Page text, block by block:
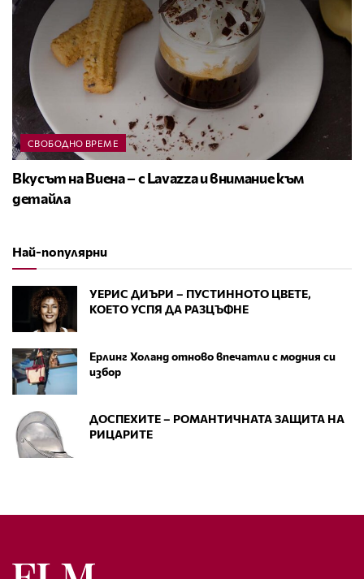
СВОБОДНО ВРЕМЕ
Вкусът на Виена – с Lavazza и внимание към
детайла
Най-популярни
УЕРИС ДИЪРИ – ПУСТИННОТО ЦВЕТЕ,
КОЕТО УСПЯ ДА РАЗЦЪФНЕ
Ерлинг Холанд отново впечатли с модния си
избор
ДОСПЕХИТЕ – РОМАНТИЧНАТА ЗАЩИТА НА
РИЦАРИТЕ